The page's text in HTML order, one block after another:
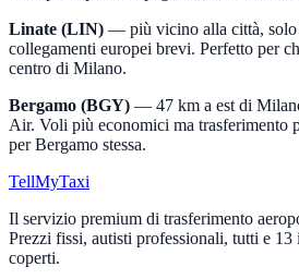
Linate (LIN) — più vicino alla città, solo
collegamenti europei brevi. Perfetto per
centro di Milano.
Bergamo (BGY) — 47 km a est di
Air. Voli più economici ma trasferimento
per Bergamo stessa.
TellMyTaxi
Il servizio premium di trasferimento
Prezzi fissi, autisti professionali, tutti e
coperti.